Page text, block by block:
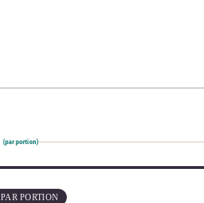
(par portion)
PAR PORTION